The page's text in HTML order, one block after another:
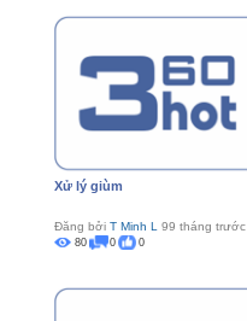
Xử lý giùm
Đăng bởi T Minh L 99 tháng trước
80 0 0